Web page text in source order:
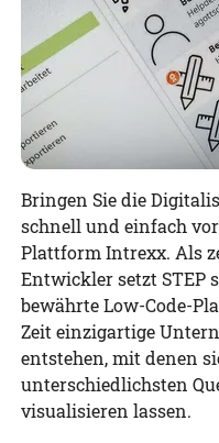
Bringen Sie die
schnell und einfach
Plattform Intrexx. Als
Entwickler setzt STEP
bewährte Low-Code-
Zeit einzigartige
entstehen, mit denen
unterschiedlichsten
visualisieren lassen.